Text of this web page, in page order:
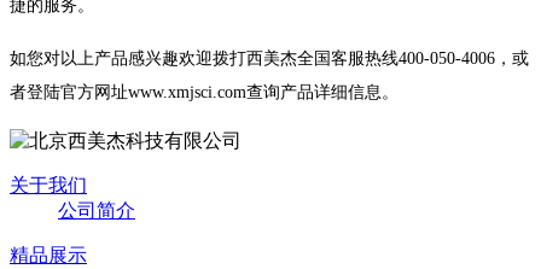
捷的服务。
如您对以上产品感兴趣欢迎拨打西美杰全国客服热线400-050-4006 ，或
者登陆官方网址www.xmjsci.com查询产品详细信息。
关于我们
公司简介
精品展示